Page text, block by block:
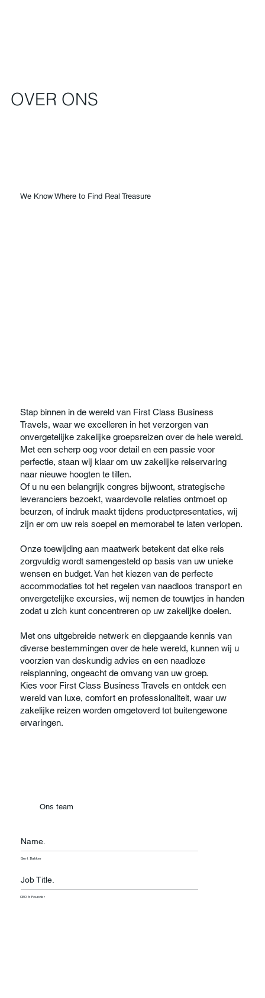
OVER ONS
We Know Where to Find Real Treasure
Stap binnen in de wereld van First Class Business
Travels, waar we excelleren in het verzorgen van
onvergetelijke zakelijke groepsreizen over de hele wereld.
Met een scherp oog voor detail en een passie voor
perfectie, staan wij klaar om uw zakelijke reiservaring
naar nieuwe hoogten te tillen.
Of u nu een belangrijk congres bijwoont, strategische
leveranciers bezoekt, waardevolle relaties ontmoet op
beurzen, of indruk maakt tijdens productpresentaties, wij
zijn er om uw reis soepel en memorabel te laten verlopen.
Onze toewijding aan maatwerk betekent dat elke reis
zorgvuldig wordt samengesteld op basis van uw unieke
wensen en budget. Van het kiezen van de perfecte
accommodaties tot het regelen van naadloos transport en
onvergetelijke excursies, wij nemen de touwtjes in handen
zodat u zich kunt concentreren op uw zakelijke doelen.
Met ons uitgebreide netwerk en diepgaande kennis van
diverse bestemmingen over de hele wereld, kunnen wij u
voorzien van deskundig advies en een naadloze
reisplanning, ongeacht de omvang van uw groep.
Kies voor First Class Business Travels en ontdek een
wereld van luxe, comfort en professionaliteit, waar uw
zakelijke reizen worden omgetoverd tot buitengewone
ervaringen.
Ons team
Name.
Gert Bakker
Job Title.
CEO & Founder